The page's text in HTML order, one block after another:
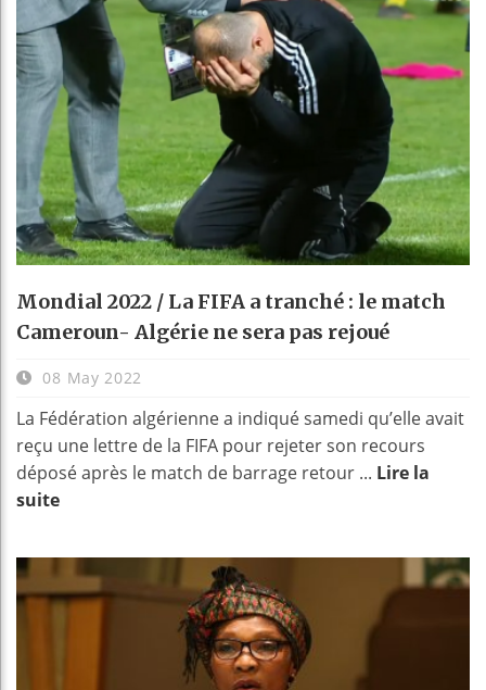
Mondial 2022 / La FIFA a tranché : le match
Cameroun- Algérie ne sera pas rejoué
08 May 2022
La Fédération algérienne a indiqué samedi qu’elle avait
reçu une lettre de la FIFA pour rejeter son recours
déposé après le match de barrage retour ... Lire la
suite